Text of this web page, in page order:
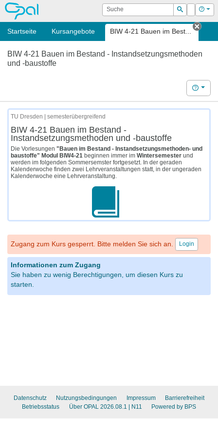
OPAL Suche
Suchen
Login Hilfe
Startseite Kursangebote BIW 4-21 Bauen im Best...
Tab
BIW 4-21 Bauen im Bestand - Instandsetzungsmethoden
und -baustoffe
Hilfe
TU Dresden | semesterübergreifend
BIW 4-21 Bauen im Bestand -
Instandsetzungsmethoden und -baustoffe
Die Vorlesungen"Bauen im Bestand - Instandsetzungsmethoden- und
baustoffe" Modul BIW4-21 beginnen immer imWintersemester und
werden im folgenden Sommersemster fortgesetzt. In der geraden
Kalenderwoche finden zwei Lehrveranstaltungen statt, in der ungeraden
Kalenderwoche eine Lehrveranstaltung.
Zugang zum Kurs gesperrt. Bitte melden Sie sich an. Login
Informationen zum Zugang
Sie haben zu wenig Berechtigungen, um diesen Kurs zu
starten.
Datenschutz Nutzungsbedingungen Impressum
Barrierefreiheit
Betriebsstatus
Über OPAL 2026.08.1 | N11 Powered by BPS